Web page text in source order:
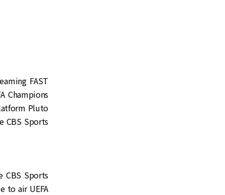
FAST
Champions
Pluto
CBS Sports
CBS Sports
to air UEFA